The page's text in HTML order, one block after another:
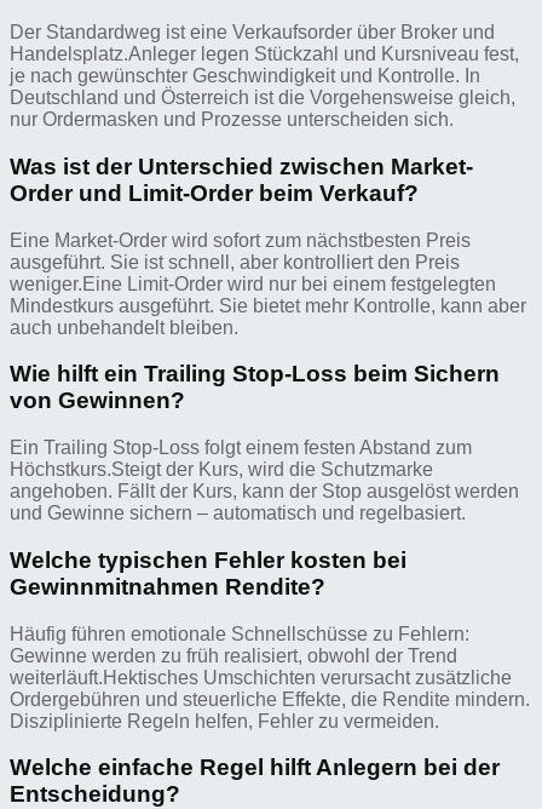
Der Standardweg ist eine Verkaufsorder über Broker und
Handelsplatz.Anleger legen Stückzahl und Kursniveau fest,
je nach gewünschter Geschwindigkeit und Kontrolle. In
Deutschland und Österreich ist die Vorgehensweise gleich,
nur Ordermasken und Prozesse unterscheiden sich.
Was ist der Unterschied zwischen Market-
Order und Limit-Order beim Verkauf?
Eine Market-Order wird sofort zum nächstbesten Preis
ausgeführt. Sie ist schnell, aber kontrolliert den Preis
weniger.Eine Limit-Order wird nur bei einem festgelegten
Mindestkurs ausgeführt. Sie bietet mehr Kontrolle, kann aber
auch unbehandelt bleiben.
Wie hilft ein Trailing Stop-Loss beim Sichern
von Gewinnen?
Ein Trailing Stop-Loss folgt einem festen Abstand zum
Höchstkurs.Steigt der Kurs, wird die Schutzmarke
angehoben. Fällt der Kurs, kann der Stop ausgelöst werden
und Gewinne sichern – automatisch und regelbasiert.
Welche typischen Fehler kosten bei
Gewinnmitnahmen Rendite?
Häufig führen emotionale Schnellschüsse zu Fehlern:
Gewinne werden zu früh realisiert, obwohl der Trend
weiterläuft.Hektisches Umschichten verursacht zusätzliche
Ordergebühren und steuerliche Effekte, die Rendite mindern.
Disziplinierte Regeln helfen, Fehler zu vermeiden.
Welche einfache Regel hilft Anlegern bei der
Entscheidung?